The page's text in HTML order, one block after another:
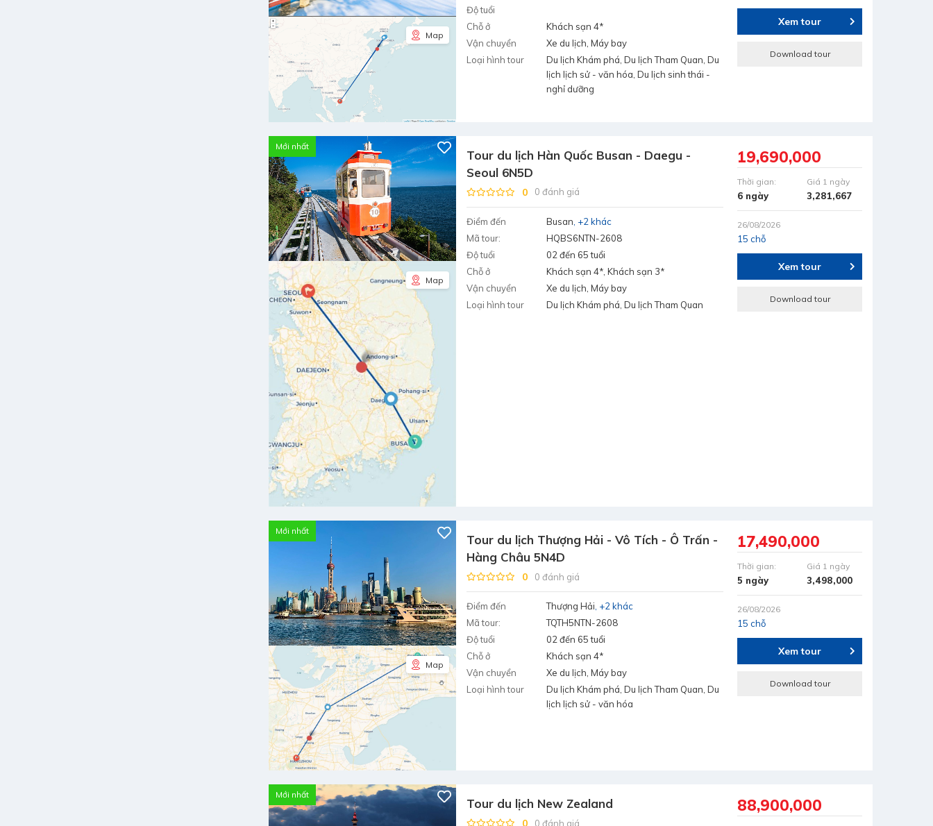
Map
Độ tuổi
Chỗ ở
Khách sạn 4*
Vận chuyển
Xe du lịch, Máy bay
Loại hình tour
Du lịch Khám phá, Du lịch Tham Quan, Du
lịch lịch sử - văn hóa, Du lịch sinh thái -
nghỉ dưỡng
Xem tour
Download tour
Mới nhất
Map
Tour du lịch Hàn Quốc Busan - Daegu -
Seoul 6N5D
0 0 đánh giá
Điểm đến Busan +2 khác
Mã tour:
HQBS6NTN-2608
Độ tuổi
02 đến 65 tuổi
Chỗ ở
Khách sạn 4*, Khách sạn 3*
Vận chuyển
Xe du lịch, Máy bay
Loại hình tour
Du lịch Khám phá, Du lịch Tham Quan
19,690,000
Thời gian:
6 ngày
Giá 1 ngày
3,281,667
26/08/2026
15 chỗ
Xem tour
Download tour
Mới nhất
Map
Tour du lịch Thượng Hải - Vô Tích - Ô Trấn -
Hàng Châu 5N4D
0 0 đánh giá
Điểm đến Thượng Hải +2 khác
Mã tour:
TQTH5NTN-2608
Độ tuổi
02 đến 65 tuổi
Chỗ ở
Khách sạn 4*
Vận chuyển
Xe du lịch, Máy bay
Loại hình tour
Du lịch Khám phá, Du lịch Tham Quan, Du
lịch lịch sử - văn hóa
17,490,000
Thời gian:
5 ngày
Giá 1 ngày
3,498,000
26/08/2026
15 chỗ
Xem tour
Download tour
Mới nhất
Tour du lịch New Zealand
0 0 đánh giá
88,900,000